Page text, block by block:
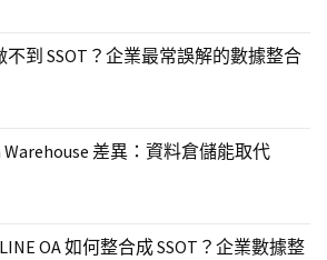
不到 SSOT？企業最常誤解的數據整合
Warehouse 差異：資料倉儲能取代
OA 如何整合成 SSOT？企業數據整